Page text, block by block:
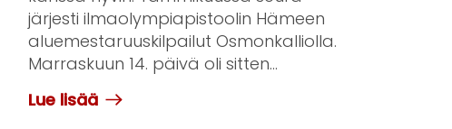
järjesti ilmaolympiapistoolin Hämeen
aluemestaruuskilpailut Osmonkalliolla.
Marraskuun 14. päivä oli sitten...
Lue lisää